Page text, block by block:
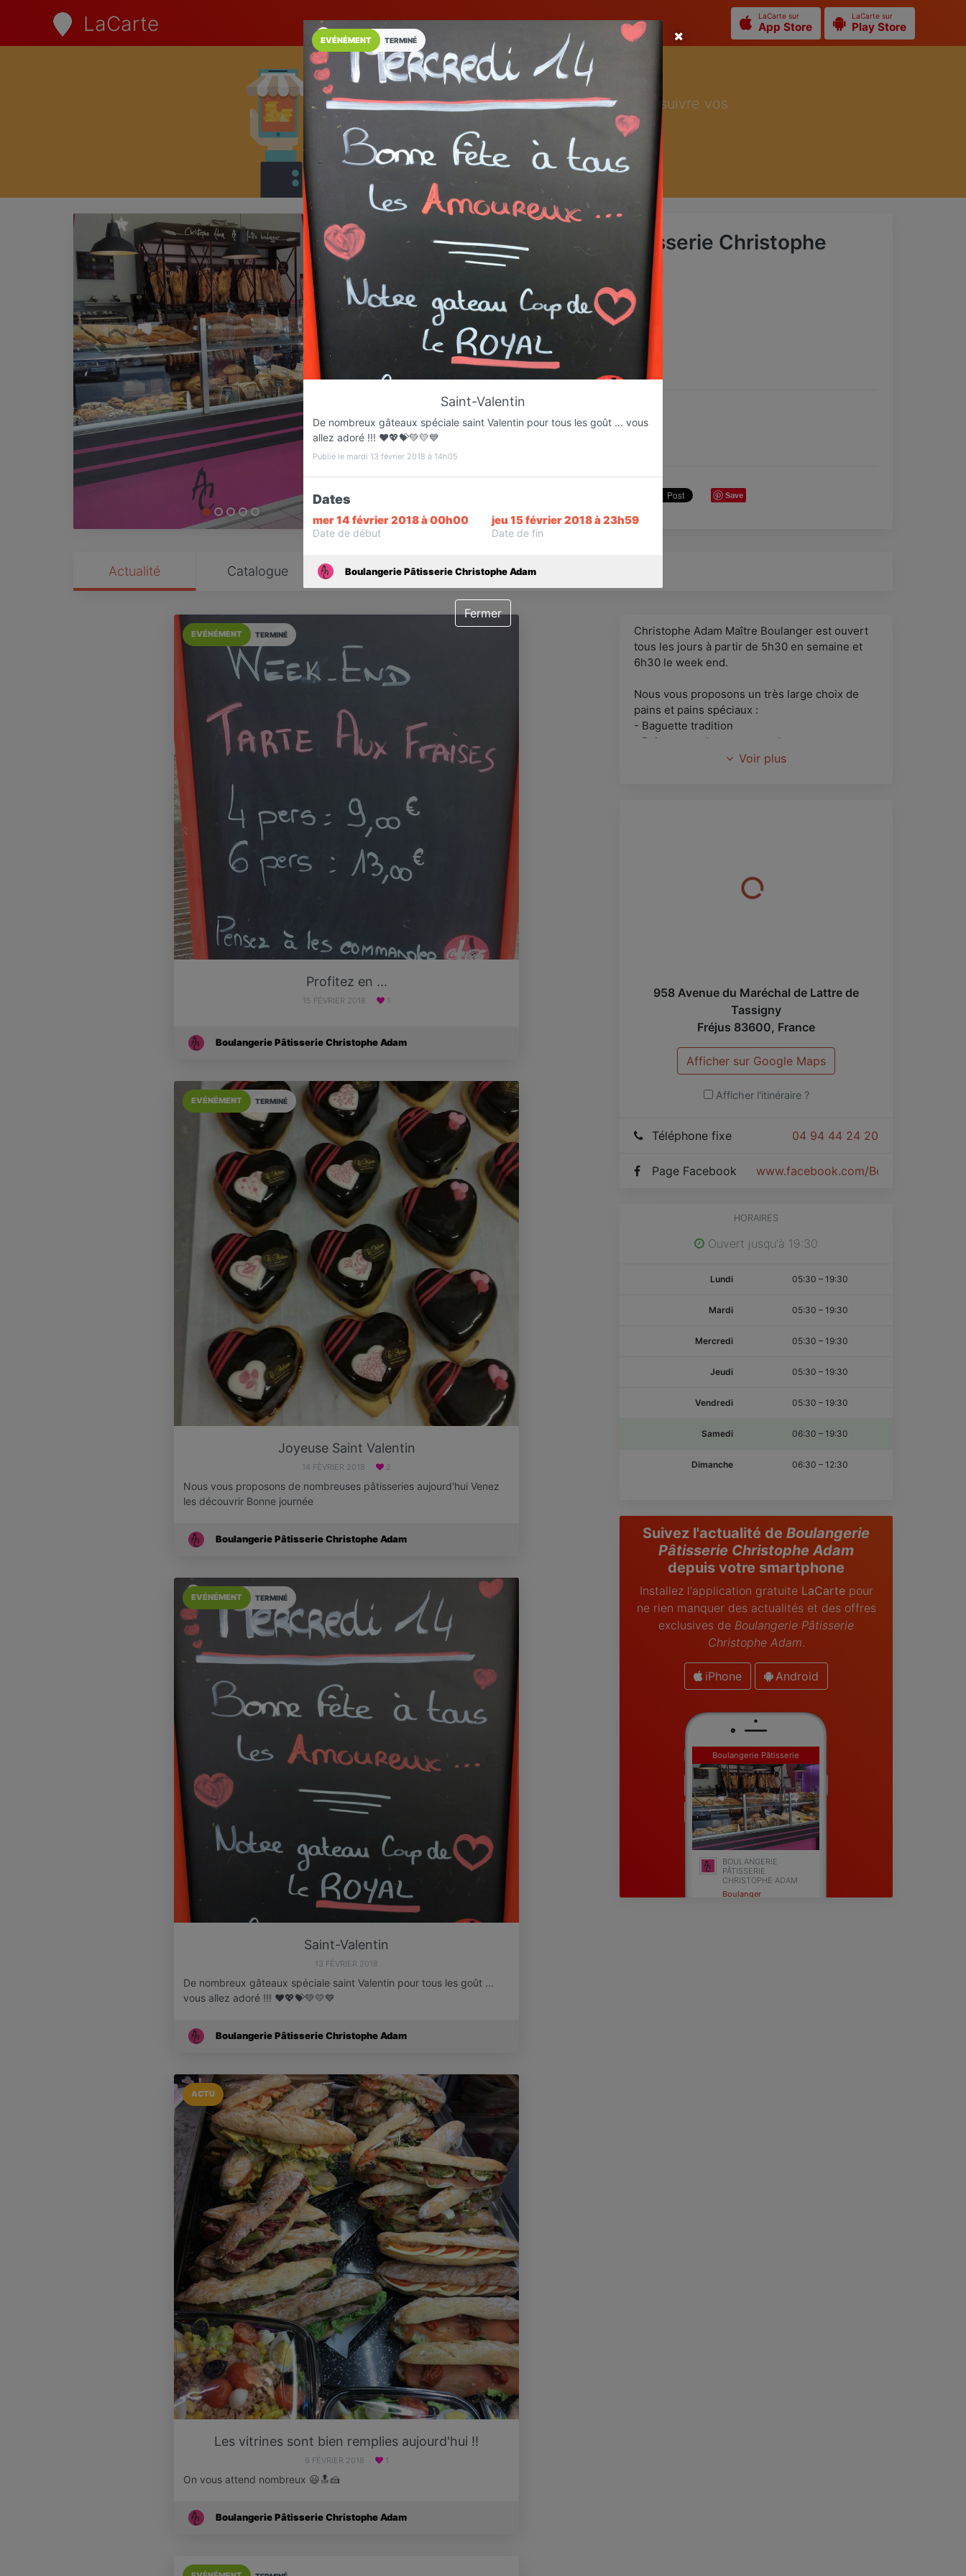
LaCarte LaCarte sur
App Store
LaCarte sur
Play Store
Installez l'App LaCarte
Téléchargez gratuitement l'app LaCarte pour suivre vos
commerces favoris et ne rien rater !
Télécharger Plus tard
Boulangerie Pâtisserie Christophe
Adam
Fréjus
Favori Contacter
Ouvert jusqu'à 19:30
Save
Actualité Catalogue Infos
TERMINÉ
EVÉNÉMENT
Profitez en ...
15 FÉVRIER 2018 1
Boulangerie Pâtisserie Christophe Adam
TERMINÉ
EVÉNÉMENT
Joyeuse Saint Valentin
14 FÉVRIER 2018 2
Nous vous proposons de nombreuses pâtisseries aujourd'hui Venez
les découvrir Bonne journée
Boulangerie Pâtisserie Christophe Adam
TERMINÉ
EVÉNÉMENT
Saint-Valentin
13 FÉVRIER 2018
De nombreux gâteaux spéciale saint Valentin pour tous les goût ...
vous allez adoré !!! ❤💖💝💚💛💙
Boulangerie Pâtisserie Christophe Adam
ACTU
Les vitrines sont bien remplies aujourd'hui !!
6 FÉVRIER 2018 1
On vous attend nombreux 😃🔝🍰
Boulangerie Pâtisserie Christophe Adam
Christophe Adam Maître Boulanger est ouvert
tous les jours à partir de 5h30 en semaine et
6h30 le week end.
Nous vous proposons un très large choix de
pains et pains spéciaux :
- Baguette tradition
- Pain sans sel sur commande
- Pain sans gluten le vendredi sur commande
La boulangerie se trouve à Fréjus, avenue de
Voir plus
958 Avenue du Maréchal de Lattre de
Tassigny
Fréjus 83600, France
Afficher sur Google Maps
Afficher l'itinéraire ?
04 94 44 24 20
Téléphone fixe
www.facebook.com/Boulangerie-
Page Facebook
HORAIRES
Ouvert jusqu'à 19:30
Lundi 05:30 – 19:30
Mardi 05:30 – 19:30
Mercredi 05:30 – 19:30
Jeudi 05:30 – 19:30
Vendredi 05:30 – 19:30
Samedi 06:30 – 19:30
Dimanche 06:30 – 12:30
Suivez l'actualité de Boulangerie
Pâtisserie Christophe Adam
depuis votre smartphone
Installez l'application gratuite LaCartepour
ne rien manquer des actualités et des offres
exclusives de Boulangerie Pâtisserie
Christophe Adam.
iPhone Android
Boulangerie Pâtisserie
Christophe Adam
BOULANGERIE
PÂTISSERIE
CHRISTOPHE ADAM
Boulanger
TERMINÉ
EVÉNÉMENT
Saint-Valentin
De nombreux gâteaux spéciale saint Valentin pour tous les goût ... vous
allez adoré !!! ❤💖💝💚💛💙
Publié le mardi 13 février 2018 à 14h05
Dates
mer 14 février 2018 à 00h00
Date de début
jeu 15 février 2018 à 23h59
Date de fin
Boulangerie Pâtisserie Christophe Adam
Fermer